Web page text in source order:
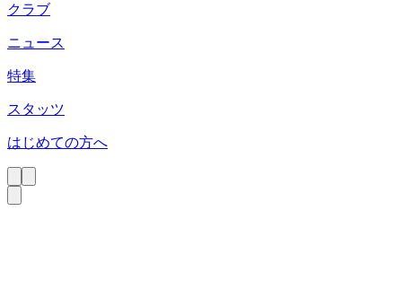
クラブ
ニュース
特集
スタッツ
はじめての方へ